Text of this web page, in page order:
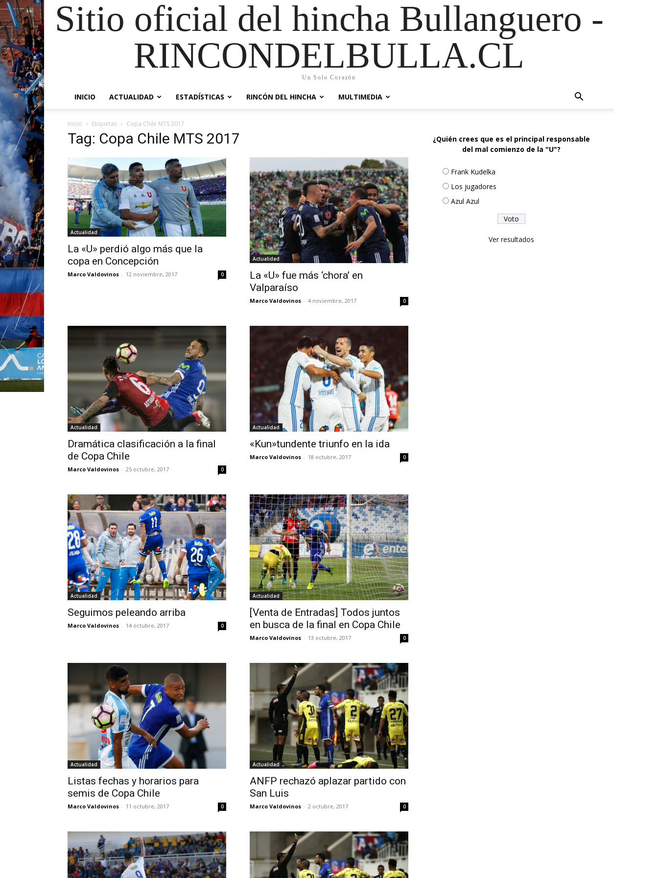
Sitio oficial del hincha Bullanguero -
RINCONDELBULLA.CL
Un Solo Corazón
INICIO ACTUALIDAD ESTADÍSTICAS RINCÓN DEL HINCHA MULTIMEDIA
Inicio Etiquetas Copa Chile MTS 2017
Tag: Copa Chile MTS 2017
Actualidad
La «U» perdió algo más que la
copa en Concepción
Marco Valdovinos - 12 noviembre, 2017 0
Actualidad
La «U» fue más ‘chora’ en
Valparaíso
Marco Valdovinos - 4 noviembre, 2017 0
Actualidad
Dramática clasificación a la final
de Copa Chile
Marco Valdovinos - 25 octubre, 2017 0
Actualidad
«Kun»tundente triunfo en la ida
Marco Valdovinos - 18 octubre, 2017 0
Actualidad
Seguimos peleando arriba
Marco Valdovinos - 14 octubre, 2017 0
Actualidad
[Venta de Entradas] Todos juntos
en busca de la final en Copa Chile
Marco Valdovinos - 13 octubre, 2017 0
Actualidad
Listas fechas y horarios para
semis de Copa Chile
Marco Valdovinos - 11 octubre, 2017 0
Actualidad
ANFP rechazó aplazar partido con
San Luis
Marco Valdovinos - 2 octubre, 2017 0
¿Quién crees que es el principal responsable
del mal comienzo de la "U"?
Frank Kudelka
Los jugadores
Azul Azul
Ver resultados